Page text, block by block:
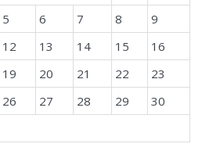
5 6 7 8
9
12 13 14 15
16
19 20 21 22
23
26 27 28 29
30